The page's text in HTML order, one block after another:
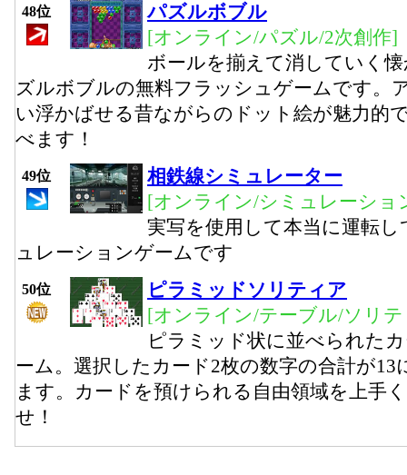
48位
パズルボブル
[オンライン/パズル/2次創作]
ボールを揃えて消していく
ズルボブルの無料フラッシュゲームです。
い浮かばせる昔ながらのドット絵が魅力的
べます！
49位
相鉄線シミュレーター
[オンライン/シミュレーショ
実写を使用して本当に運転
ュレーションゲームです
50位
ピラミッドソリティア
[オンライン/テーブル/ソリ
ピラミッド状に並べられた
ーム。選択したカード2枚の数字の合計が
ます。カードを預けられる自由領域を上手
せ！